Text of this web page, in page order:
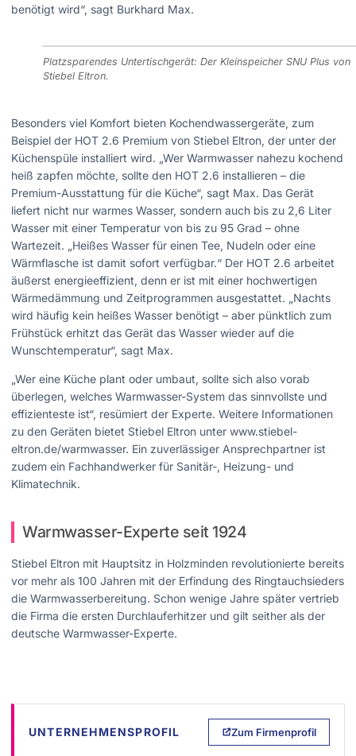
benötigt wird“, sagt Burkhard Max.
Platzsparendes Untertischgerät: Der Kleinspeicher SNU Plus von
Stiebel Eltron.
Besonders viel Komfort bieten Kochendwassergeräte, zum
Beispiel der HOT 2.6 Premium von Stiebel Eltron, der unter der
Küchenspüle installiert wird. „Wer Warmwasser nahezu kochend
heiß zapfen möchte, sollte den HOT 2.6 installieren – die
Premium-Ausstattung für die Küche“, sagt Max. Das Gerät
liefert nicht nur warmes Wasser, sondern auch bis zu 2,6 Liter
Wasser mit einer Temperatur von bis zu 95 Grad – ohne
Wartezeit. „Heißes Wasser für einen Tee, Nudeln oder eine
Wärmflasche ist damit sofort verfügbar.“ Der HOT 2.6 arbeitet
äußerst energieeffizient, denn er ist mit einer hochwertigen
Wärmedämmung und Zeitprogrammen ausgestattet. „Nachts
wird häufig kein heißes Wasser benötigt – aber pünktlich zum
Frühstück erhitzt das Gerät das Wasser wieder auf die
Wunschtemperatur“, sagt Max.
„Wer eine Küche plant oder umbaut, sollte sich also vorab
überlegen, welches Warmwasser-System das sinnvollste und
effizienteste ist“, resümiert der Experte. Weitere Informationen
zu den Geräten bietet Stiebel Eltron unter www.stiebel-
eltron.de/warmwasser. Ein zuverlässiger Ansprechpartner ist
zudem ein Fachhandwerker für Sanitär-, Heizung- und
Klimatechnik.
Warmwasser-Experte seit 1924
Stiebel Eltron mit Hauptsitz in Holzminden revolutionierte bereits
vor mehr als 100 Jahren mit der Erfindung des Ringtauchsieders
die Warmwasserbereitung. Schon wenige Jahre später vertrieb
die Firma die ersten Durchlauferhitzer und gilt seither als der
deutsche Warmwasser-Experte.
UNTERNEHMENSPROFIL Zum Firmenprofil